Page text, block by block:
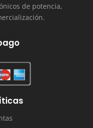
de potencia,